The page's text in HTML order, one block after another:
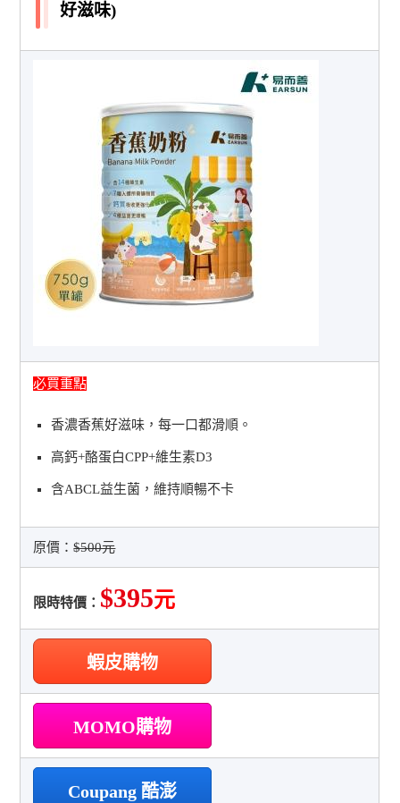
好滋味)
必買重點
香濃香蕉好滋味，每一口都滑順。
高鈣+酪蛋白CPP+維生素D3
含ABCL益生菌，維持順暢不卡
原價：$500元
限時特價： $395元
蝦皮購物
MOMO購物
Coupang 酷澎